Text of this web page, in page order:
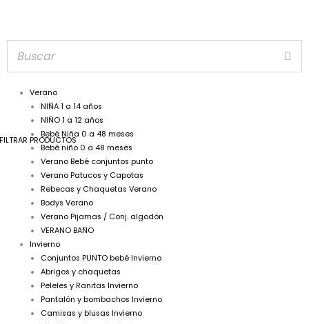
Verano
NIÑA 1 a 14 años
NIÑO 1 a 12 años
Bebé Niña 0 a 48 meses
Bebé niño 0 a 48 meses
Verano Bebé conjuntos punto
Verano Patucos y Capotas
Rebecas y Chaquetas Verano
Bodys Verano
Verano Pijamas / Conj. algodón
VERANO BAÑO
Invierno
Conjuntos PUNTO bebé Invierno
Abrigos y chaquetas
Peleles y Ranitas Invierno
Pantalón y bombachos Invierno
Camisas y blusas Invierno
FILTRAR PRODUCTOS